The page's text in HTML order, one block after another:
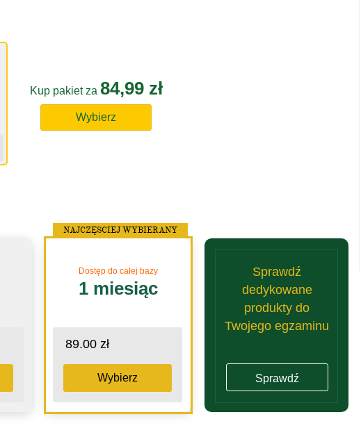
Kup pakiet za 84,99 zł
Wybierz
Dostęp do całej bazy
1 miesiąc
89.00 zł
Wybierz
NAJCZĘSCIEJ WYBIERANY
Sprawdź
dedykowane
produkty do
Twojego egzaminu
Sprawdź